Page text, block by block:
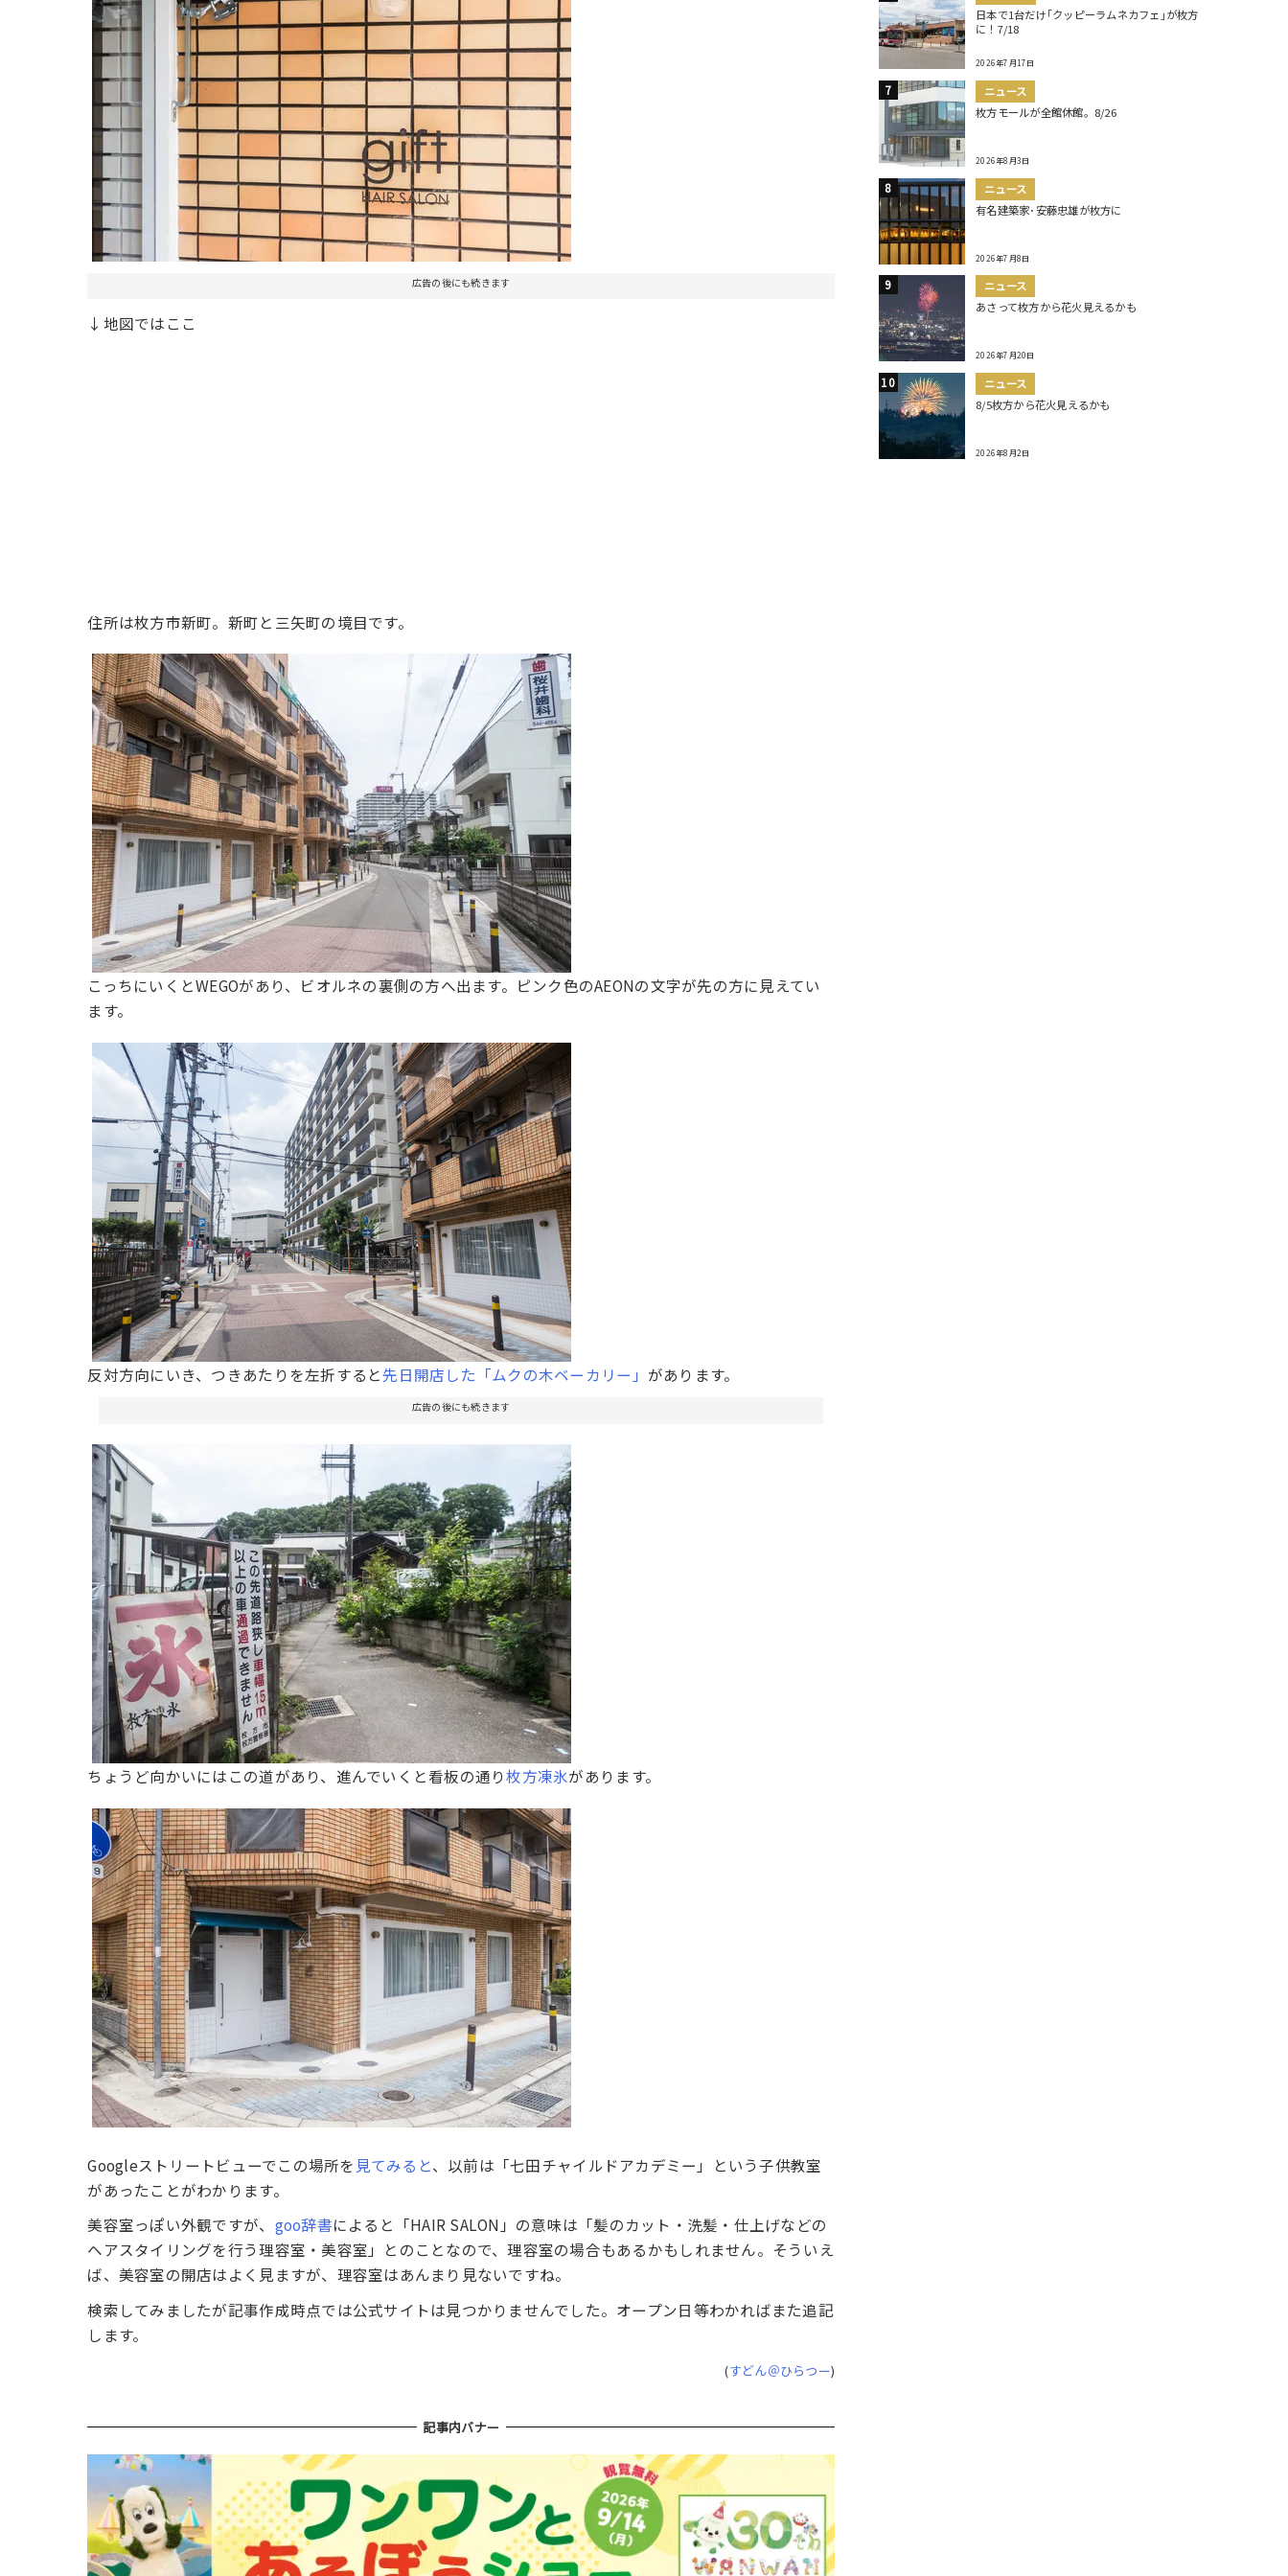
広告の後にも続きます
↓地図ではここ
住所は枚方市新町。新町と三矢町の境目です。
こっちにいくとWEGOがあり、ビオルネの裏側の方へ出ます。ピンク色のAEONの文字が先の方に見えてい
ます。
反対方向にいき、つきあたりを左折すると先日開店した「ムクの木ベーカリー」 があります。
広告の後にも続きます
ちょうど向かいにはこの道があり、進んでいくと看板の通り枚方凍氷があります。
Googleストリートビューでこの場所を 見てみると、以前は「七田チャイルドアカデミー」という子供教室
があったことがわかります。
美容室っぽい外観ですが、 goo辞書によると「HAIR SALON」の意味は「髪のカット・洗髪・仕上げなどの
ヘアスタイリングを行う理容室・美容室」とのことなので、理容室の場合もあるかもしれません。そういえ
ば、美容室の開店はよく見ますが、理容室はあんまり見ないですね。
検索してみましたが記事作成時点では公式サイトは見つかりませんでした。オープン日等わかればまた追記
します。
(すどん＠ひらつー)
記事内バナー
日本で1台だけ｢クッピーラムネカフェ｣が枚方
に！7/18
2026年7月17日
ニュース
枚方モールが全館休館。8/26
2026年8月3日
ニュース
有名建築家･安藤忠雄が枚方に
2026年7月8日
ニュース
あさって枚方から花火見えるかも
2026年7月20日
ニュース
8/5枚方から花火見えるかも
2026年8月2日